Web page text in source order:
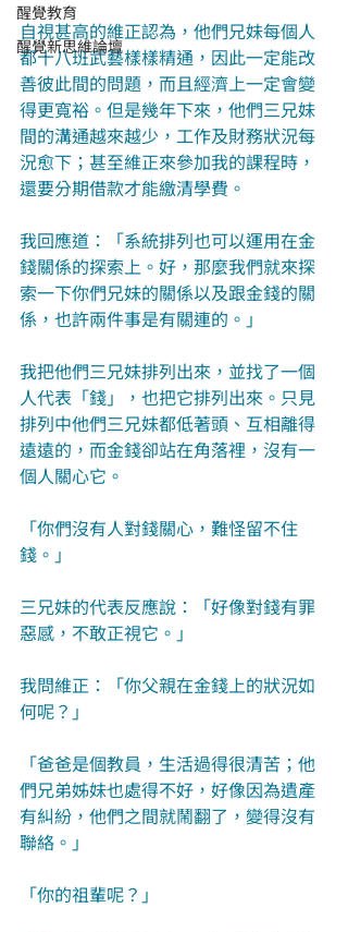
醒覺教育
醒覺新思維論壇
自視甚高的維正認為，他們兄妹每個人
都十八班武藝樣樣精通，因此一定能改
善彼此間的問題，而且經濟上一定會變
得更寬裕。但是幾年下來，他們三兄妹
間的溝通越來越少，工作及財務狀況每
況愈下；甚至維正來參加我的課程時，
還要分期借款才能繳清學費。
我回應道：「系統排列也可以運用在金
錢關係的探索上。好，那麼我們就來探
索一下你們兄妹的關係以及跟金錢的關
係，也許兩件事是有關連的。」
我把他們三兄妹排列出來，並找了一個
人代表「錢」，也把它排列出來。只見
排列中他們三兄妹都低著頭、互相離得
遠遠的，而金錢卻站在角落裡，沒有一
個人關心它。
「你們沒有人對錢關心，難怪留不住
錢。」
三兄妹的代表反應說：「好像對錢有罪
惡感，不敢正視它。」
我問維正：「你父親在金錢上的狀況如
何呢？」
「爸爸是個教員，生活過得很清苦；他
們兄弟姊妹也處得不好，好像因為遺產
有糾紛，他們之間就鬧翻了，變得沒有
聯絡。」
「你的祖輩呢？」